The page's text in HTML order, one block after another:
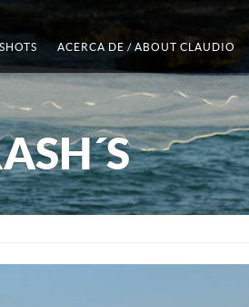
ACERCA DE / ABOUT CLAUDIO